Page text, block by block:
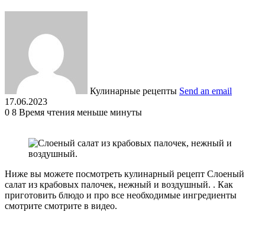
Кулинарные рецепты Send an email
17.06.2023
0 8 Время чтения меньше минуты
Ниже вы можете посмотреть кулинарный рецепт Слоеный
салат из крабовых палочек, нежный и воздушный. . Как
приготовить блюдо и про все необходимые ингредиенты
смотрите смотрите в видео.